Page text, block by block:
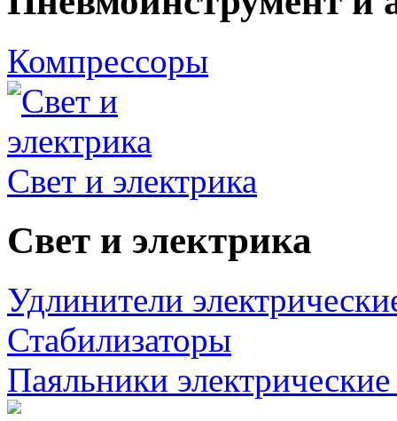
Компрессоры
Свет и электрика
Свет и электрика
Удлинители
Стабилизаторы
Паяльники